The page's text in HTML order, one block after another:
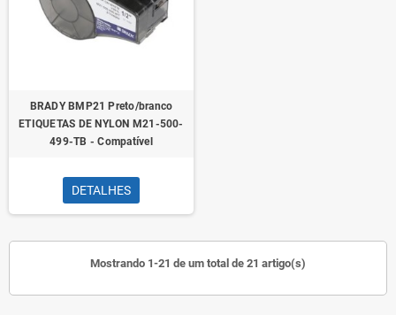
BRADY BMP21 Preto/branco
ETIQUETAS DE NYLON M21-500-
499-TB - Compatível
DETALHES
Mostrando 1-21 de um total de 21 artigo(s)